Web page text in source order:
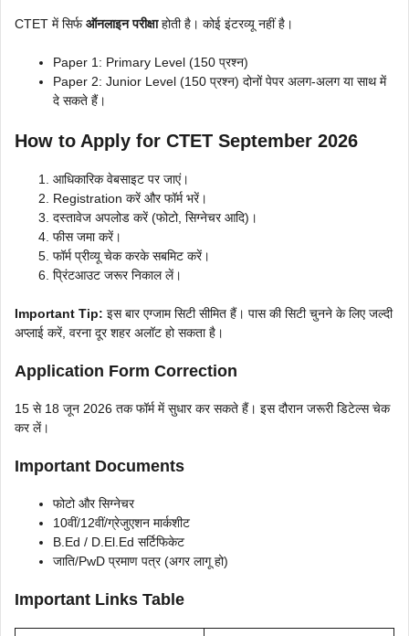
CTET में सिर्फऑनलाइन परीक्षाहोती है। कोई इंटरव्यू नहीं है।
Paper 1: Primary Level (150 प्रश्न)
Paper 2: Junior Level (150 प्रश्न) दोनों पेपर अलग-अलग या साथ में
दे सकते हैं।
How to Apply for CTET September 2026
आधिकारिक वेबसाइट पर जाएं।
Registration करें और फॉर्म भरें।
दस्तावेज अपलोड करें (फोटो, सिग्नेचर आदि)।
फीस जमा करें।
फॉर्म प्रीव्यू चेक करके सबमिट करें।
प्रिंटआउट जरूर निकाल लें।
Important Tip: इस बार एग्जाम सिटी सीमित हैं। पास की सिटी चुनने के लिए जल्दी
अप्लाई करें, वरना दूर शहर अलॉट हो सकता है।
Application Form Correction
15 से 18 जून 2026 तक फॉर्म में सुधार कर सकते हैं। इस दौरान जरूरी डिटेल्स चेक
कर लें।
Important Documents
फोटो और सिग्नेचर
10वीं/12वीं/ग्रेजुएशन मार्कशीट
B.Ed / D.El.Ed सर्टिफिकेट
जाति/PwD प्रमाण पत्र (अगर लागू हो)
Important Links Table